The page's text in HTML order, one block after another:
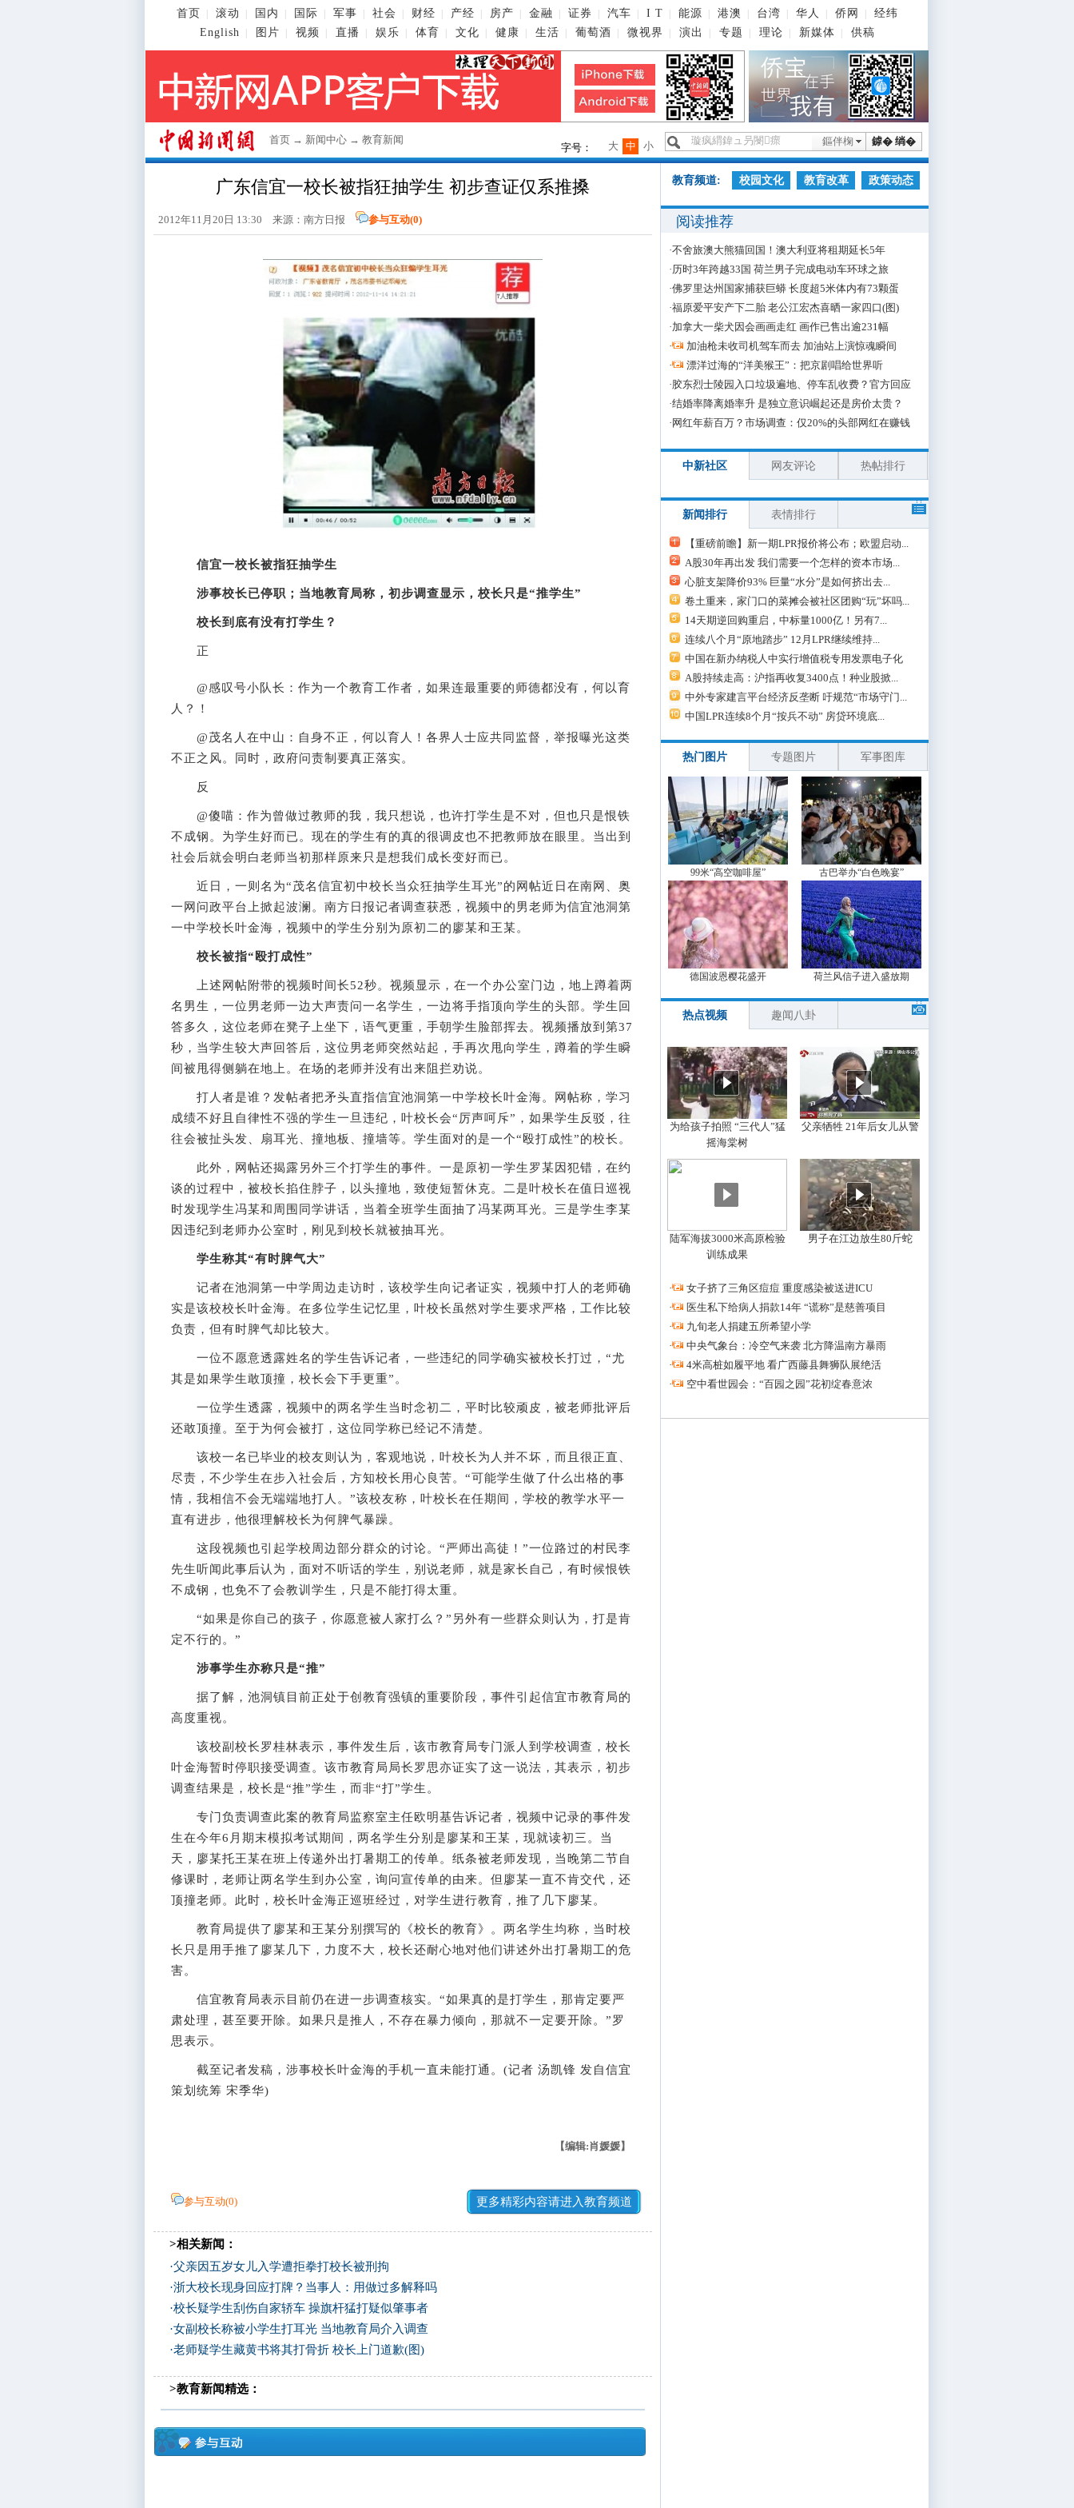
首页 滚动 国内 国际 军事 社会 财经 产经 房产 金融 证券 汽车 I T 能源 港澳 台湾 华人 侨网
经纬
English
图片 视频 直播 娱乐 体育 文化 健康 生活 葡萄酒 微视界 演出 专题 理论 新媒体 供稿
首页 → 新闻中心 → 教育新闻 鎼� 绱�
鏂伴椈
字号： 小
中
大
广东信宜一校长被指狂抽学生 初步查证仅系推搡
2012年11月20日 13:30 来源：南方日报 参与互动(0)
信宜一校长被指狂抽学生
涉事校长已停职；当地教育局称，初步调查显示，校长只是“推学生”
校长到底有没有打学生？
正
@感叹号小队长：作为一个教育工作者，如果连最重要的师德都没有，何以育
人？！
@茂名人在中山：自身不正，何以育人！各界人士应共同监督，举报曝光这类
不正之风。同时，政府问责制要真正落实。
反
@傻喵：作为曾做过教师的我，我只想说，也许打学生是不对，但也只是恨铁
不成钢。为学生好而已。现在的学生有的真的很调皮也不把教师放在眼里。当出到
社会后就会明白老师当初那样原来只是想我们成长变好而已。
近日，一则名为“茂名信宜初中校长当众狂抽学生耳光”的网帖近日在南网、奥
一网问政平台上掀起波澜。南方日报记者调查获悉，视频中的男老师为信宜池洞第
一中学校长叶金海，视频中的学生分别为原初二的廖某和王某。
校长被指“殴打成性”
上述网帖附带的视频时间长52秒。视频显示，在一个办公室门边，地上蹲着两
名男生，一位男老师一边大声责问一名学生，一边将手指顶向学生的头部。学生回
答多久，这位老师在凳子上坐下，语气更重，手朝学生脸部挥去。视频播放到第37
秒，当学生较大声回答后，这位男老师突然站起，手再次甩向学生，蹲着的学生瞬
间被甩得侧躺在地上。在场的老师并没有出来阻拦劝说。
打人者是谁？发帖者把矛头直指信宜池洞第一中学校长叶金海。网帖称，学习
成绩不好且自律性不强的学生一旦违纪，叶校长会“厉声呵斥”，如果学生反驳，往
往会被扯头发、扇耳光、撞地板、撞墙等。学生面对的是一个“殴打成性”的校长。
此外，网帖还揭露另外三个打学生的事件。一是原初一学生罗某因犯错，在约
谈的过程中，被校长掐住脖子，以头撞地，致使短暂休克。二是叶校长在值日巡视
时发现学生冯某和周围同学讲话，当着全班学生面抽了冯某两耳光。三是学生李某
因违纪到老师办公室时，刚见到校长就被抽耳光。
学生称其“有时脾气大”
记者在池洞第一中学周边走访时，该校学生向记者证实，视频中打人的老师确
实是该校校长叶金海。在多位学生记忆里，叶校长虽然对学生要求严格，工作比较
负责，但有时脾气却比较大。
一位不愿意透露姓名的学生告诉记者，一些违纪的同学确实被校长打过，“尤
其是如果学生敢顶撞，校长会下手更重”。
一位学生透露，视频中的两名学生当时念初二，平时比较顽皮，被老师批评后
还敢顶撞。至于为何会被打，这位同学称已经记不清楚。
该校一名已毕业的校友则认为，客观地说，叶校长为人并不坏，而且很正直、
尽责，不少学生在步入社会后，方知校长用心良苦。“可能学生做了什么出格的事
情，我相信不会无端端地打人。”该校友称，叶校长在任期间，学校的教学水平一
直有进步，他很理解校长为何脾气暴躁。
这段视频也引起学校周边部分群众的讨论。“严师出高徒！”一位路过的村民李
先生听闻此事后认为，面对不听话的学生，别说老师，就是家长自己，有时候恨铁
不成钢，也免不了会教训学生，只是不能打得太重。
“如果是你自己的孩子，你愿意被人家打么？”另外有一些群众则认为，打是肯
定不行的。”
涉事学生亦称只是“推”
据了解，池洞镇目前正处于创教育强镇的重要阶段，事件引起信宜市教育局的
高度重视。
该校副校长罗桂林表示，事件发生后，该市教育局专门派人到学校调查，校长
叶金海暂时停职接受调查。该市教育局局长罗思亦证实了这一说法，其表示，初步
调查结果是，校长是“推”学生，而非“打”学生。
专门负责调查此案的教育局监察室主任欧明基告诉记者，视频中记录的事件发
生在今年6月期末模拟考试期间，两名学生分别是廖某和王某，现就读初三。当
天，廖某托王某在班上传递外出打暑期工的传单。纸条被老师发现，当晚第二节自
修课时，老师让两名学生到办公室，询问宣传单的由来。但廖某一直不肯交代，还
顶撞老师。此时，校长叶金海正巡班经过，对学生进行教育，推了几下廖某。
教育局提供了廖某和王某分别撰写的《校长的教育》。两名学生均称，当时校
长只是用手推了廖某几下，力度不大，校长还耐心地对他们讲述外出打暑期工的危
害。
信宜教育局表示目前仍在进一步调查核实。“如果真的是打学生，那肯定要严
肃处理，甚至要开除。如果只是推人，不存在暴力倾向，那就不一定要开除。”罗
思表示。
截至记者发稿，涉事校长叶金海的手机一直未能打通。(记者 汤凯锋 发自信宜
策划统筹 宋季华)
【编辑:肖媛媛】
参与互动(0) 更多精彩内容请进入教育频道
>相关新闻：
·父亲因五岁女儿入学遭拒拳打校长被刑拘
·浙大校长现身回应打牌？当事人：用做过多解释吗
·校长疑学生刮伤自家轿车 操旗杆猛打疑似肇事者
·女副校长称被小学生打耳光 当地教育局介入调查
·老师疑学生藏黄书将其打骨折 校长上门道歉(图)
>教育新闻精选：
教育频道: 校园文化 教育改革 政策动态
阅读推荐
·不舍旅澳大熊猫回国！澳大利亚将租期延长5年
·历时3年跨越33国 荷兰男子完成电动车环球之旅
·佛罗里达州国家捕获巨蟒 长度超5米体内有73颗蛋
·福原爱平安产下二胎 老公江宏杰喜晒一家四口(图)
·加拿大一柴犬因会画画走红 画作已售出逾231幅
·
加油枪未收司机驾车而去 加油站上演惊魂瞬间
·
漂洋过海的“洋美猴王”：把京剧唱给世界听
·胶东烈士陵园入口垃圾遍地、停车乱收费？官方回应
·结婚率降离婚率升 是独立意识崛起还是房价太贵？
· 网红年薪百万？市场调查：仅20%的头部网红在赚钱
中新社区 网友评论 热帖排行
新闻排行 表情排行
【重磅前瞻】新一期LPR报价将公布；欧盟启动...
A股30年再出发 我们需要一个怎样的资本市场...
心脏支架降价93% 巨量“水分”是如何挤出去...
卷土重来，家门口的菜摊会被社区团购“玩”坏吗...
14天期逆回购重启，中标量1000亿！另有7...
连续八个月“原地踏步” 12月LPR继续维持...
中国在新办纳税人中实行增值税专用发票电子化
A股持续走高：沪指再收复3400点！种业股掀...
中外专家建言平台经济反垄断 吁规范“市场守门...
中国LPR连续8个月“按兵不动” 房贷环境底...
热门图片 专题图片 军事图库
99米“高空咖啡屋” 古巴举办“白色晚宴”
德国波恩樱花盛开 荷兰风信子进入盛放期
热点视频 趣闻八卦
为给孩子拍照 “三代人”猛
摇海棠树
父亲牺牲 21年后女儿从警
陆军海拔3000米高原检验
训练成果
男子在江边放生80斤蛇
·
女子挤了三角区痘痘 重度感染被送进ICU
·
医生私下给病人捐款14年 “谎称”是慈善项目
·
九旬老人捐建五所希望小学
·
中央气象台：冷空气来袭 北方降温南方暴雨
·
4米高桩如履平地 看广西藤县舞狮队展绝活
·
空中看世园会：“百园之园”花初绽春意浓